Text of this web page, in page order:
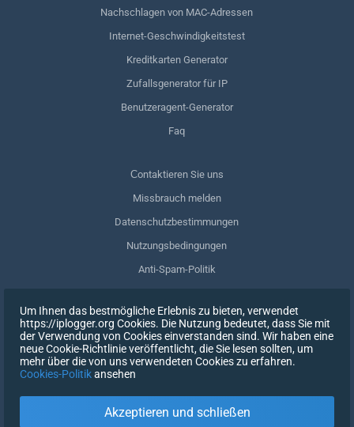
Nachschlagen von MAC-Adressen
Internet-Geschwindigkeitstest
Kreditkarten Generator
Zufallsgenerator für IP
Benutzeragent-Generator
Faq
Сontaktieren Sie uns
Missbrauch melden
Datenschutzbestimmungen
Nutzungsbedingungen
Anti-Spam-Politik
Meine Daten löschen
Zustimmung zurückziehen
Um Ihnen das bestmögliche Erlebnis zu bieten, verwendet
https://iplogger.org Cookies. Die Nutzung bedeutet, dass Sie mit
der Verwendung von Cookies einverstanden sind. Wir haben eine
neue Cookie-Richtlinie veröffentlicht, die Sie lesen sollten, um
mehr über die von uns verwendeten Cookies zu erfahren.
Cookies-Politikansehen
Akzeptieren und schließen